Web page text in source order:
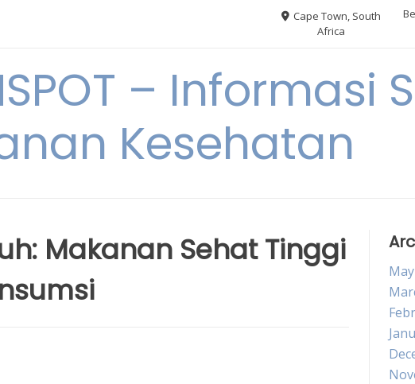
Cape Town, South
Africa
– Informasi
Kesehatan
Makanan Sehat Tinggi